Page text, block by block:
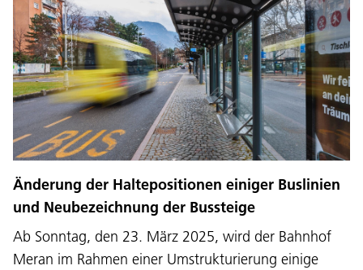
Änderung der Haltepositionen einiger Buslinien
und Neubezeichnung der Bussteige
Ab Sonntag, den 23. März 2025, wird der Bahnhof
Meran im Rahmen einer Umstrukturierung einige